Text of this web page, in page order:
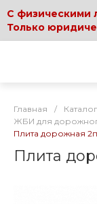
С физическими
Только
Главная /
ЖБИ для
Плита дорожная
Плита